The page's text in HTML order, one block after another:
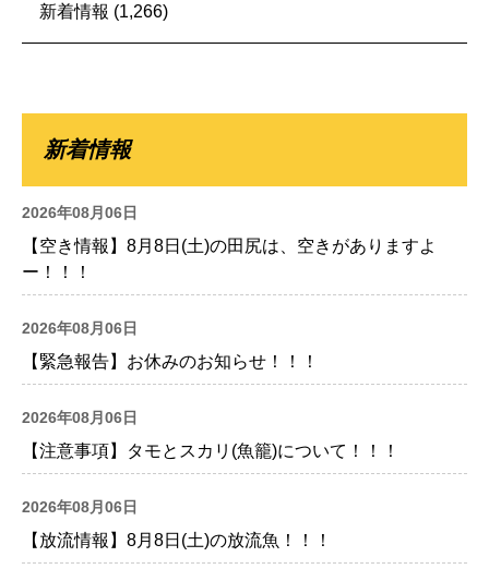
新着情報 (1,266)
新着情報
2026年08月06日
【空き情報】8月8日(土)の田尻は、空きがありますよ
ー！！！
2026年08月06日
【緊急報告】お休みのお知らせ！！！
2026年08月06日
【注意事項】タモとスカリ(魚籠)について！！！
2026年08月06日
【放流情報】8月8日(土)の放流魚！！！